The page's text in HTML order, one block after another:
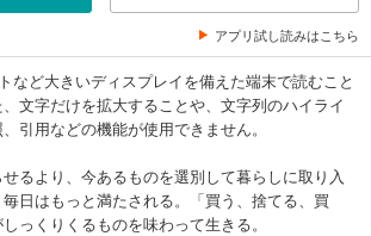
アプリ試し読みはこちら
など大きいディスプレイを備えた端末で読むこと
文字だけを拡大することや、文字列のハイライ
引用などの機能が使用できません。
るより、今あるものを選別して暮らしに取り入
日はもっと満たされる。「買う、捨てる、買
っくりくるものを味わって生きる。